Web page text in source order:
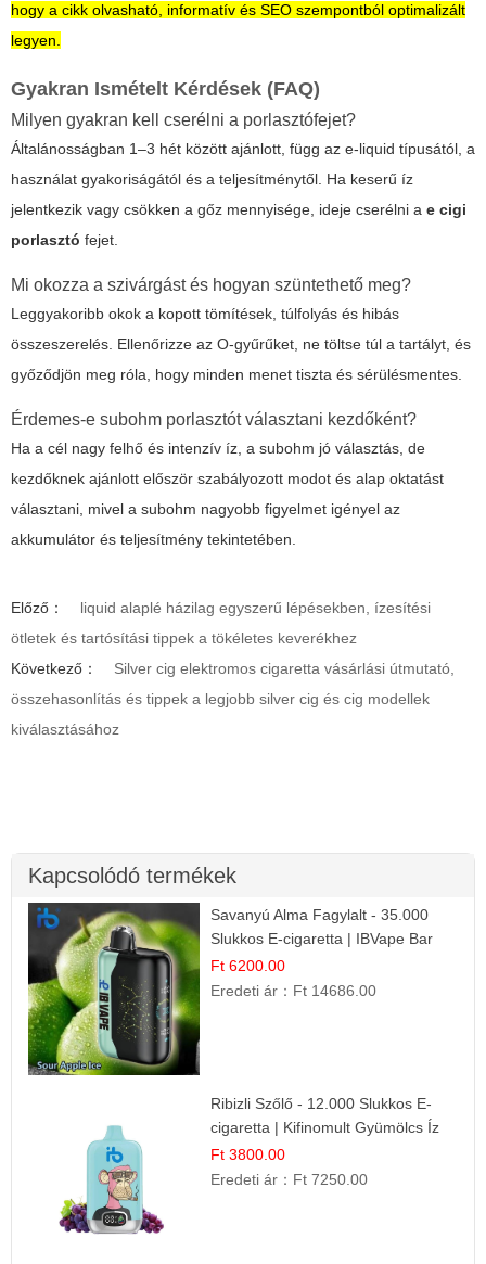
hogy a cikk olvasható, informatív és SEO szempontból optimalizált
legyen.
Gyakran Ismételt Kérdések (FAQ)
Milyen gyakran kell cserélni a porlasztófejet?
Általánosságban 1–3 hét között ajánlott, függ az e‑liquid típusától, a
használat gyakoriságától és a teljesítménytől. Ha keserű íz
jelentkezik vagy csökken a gőz mennyisége, ideje cserélni a e cigi
porlasztó fejet.
Mi okozza a szivárgást és hogyan szüntethető meg?
Leggyakoribb okok a kopott tömítések, túlfolyás és hibás
összeszerelés. Ellenőrizze az O‑gyűrűket, ne töltse túl a tartályt, és
győződjön meg róla, hogy minden menet tiszta és sérülésmentes.
Érdemes‑e subohm porlasztót választani kezdőként?
Ha a cél nagy felhő és intenzív íz, a subohm jó választás, de
kezdőknek ajánlott először szabályozott modot és alap oktatást
választani, mivel a subohm nagyobb figyelmet igényel az
akkumulátor és teljesítmény tekintetében.
Előző：
liquid alaplé házilag egyszerű lépésekben, ízesítési
ötletek és tartósítási tippek a tökéletes keverékhez
Következő：
Silver cig elektromos cigaretta vásárlási útmutató,
összehasonlítás és tippek a legjobb silver cig és cig modellek
kiválasztásához
Kapcsolódó termékek
Savanyú Alma Fagylalt - 35.000
Slukkos E-cigaretta | IBVape Bar
Ft 6200.00
Eredeti ár： Ft 14686.00
Ribizli Szőlő - 12.000 Slukkos E-
cigaretta | Kifinomult Gyümölcs Íz
Ft 3800.00
Eredeti ár： Ft 7250.00